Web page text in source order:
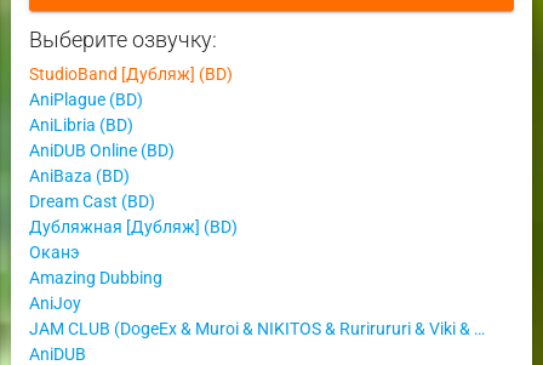
Выберите озвучку:
StudioBand [Дубляж] (BD)
AniPlague (BD)
AniLibria (BD)
AniDUB Online (BD)
AniBaza (BD)
Dream Cast (BD)
Дубляжная [Дубляж] (BD)
Оканэ
Amazing Dubbing
AniJoy
JAM CLUB (DogeEx & Muroi & NIKITOS & Rurirururi & Viki & Джеф)
AniDUB